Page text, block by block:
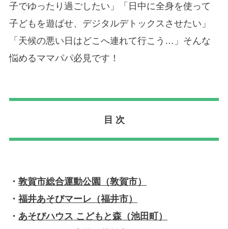
子でゆったり過ごしたい」「日中に全身を使って
子どもを遊ばせ、デジタルデトックスさせたい」
「天候の悪い日はどこへ連れて行こう…」そんな
悩めるママパパ必見です！
目 次
・ 敦賀市総合運動公園（敦賀市）
・ 福井あそびマーレ（福井市）
・ あそびハウス こどもと森（池田町）